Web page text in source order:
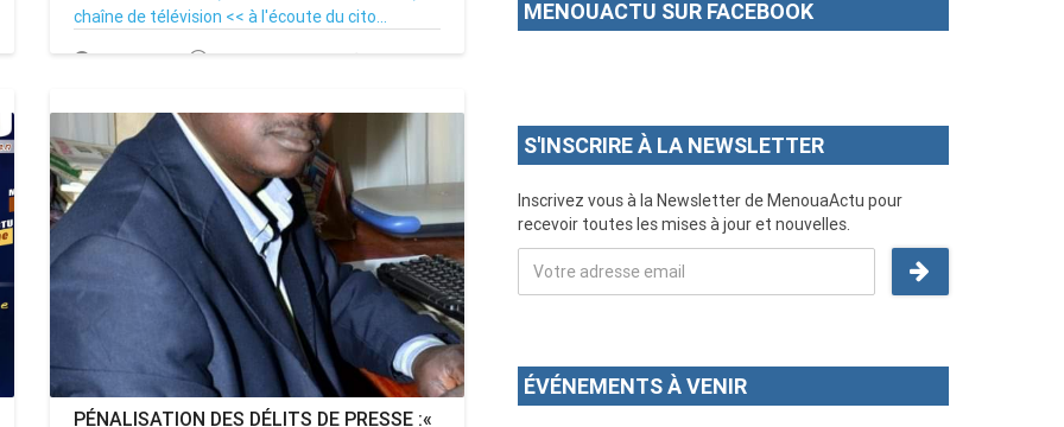
chaîne de télévision << à l'écoute du cito...
14/12/23 Par MenouActu 0
PÉNALISATION DES DÉLITS DE PRESSE :«
MENOUACTU SUR FACEBOOK
S'INSCRIRE À LA NEWSLETTER
Inscrivez vous à la Newsletter de MenouaActu pour
recevoir toutes les mises à jour et nouvelles.
ÉVÉNEMENTS À VENIR